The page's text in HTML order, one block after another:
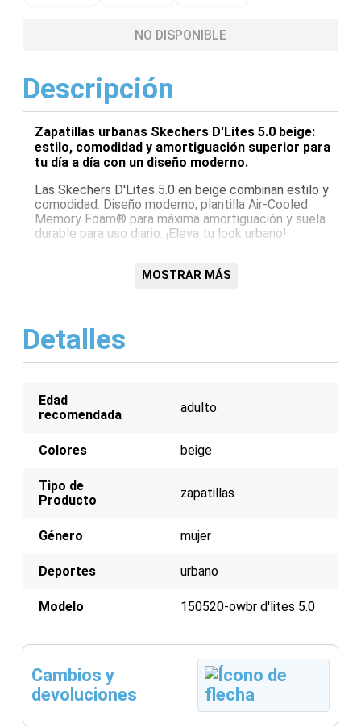
NO DISPONIBLE
Descripción
Zapatillas urbanas Skechers D'Lites 5.0 beige:
estilo, comodidad y amortiguación superior para
tu día a día con un diseño moderno.
Las Skechers D'Lites 5.0 en beige combinan estilo y
comodidad. Diseño moderno, plantilla Air-Cooled
Memory Foam® para máxima amortiguación y suela
durable para uso diario. ¡Eleva tu look urbano!
Exterior de cuero y malla
Cierre con cordones
Color beige versátil
MOSTRAR MÁS
Detalles
Edad
recomendada
adulto
Colores beige
Tipo de
Producto
zapatillas
Género mujer
Deportes urbano
Modelo 150520-owbr d'lites 5.0
Cambios y
devoluciones